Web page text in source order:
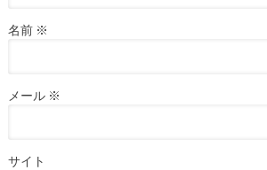
名前 ※
メール ※
サイト